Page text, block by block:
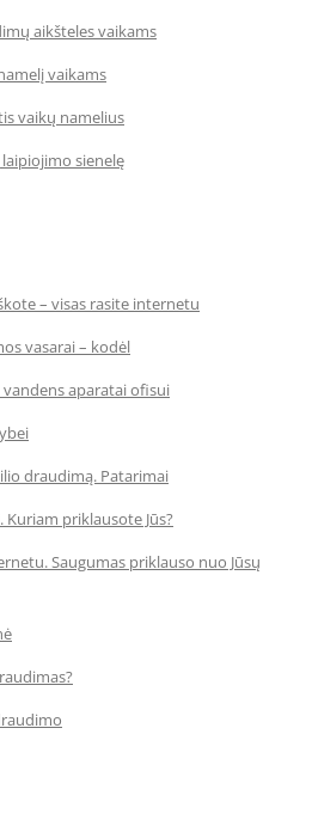
aikšteles vaikams
vaikams
vaikų namelius
sienelę
– visas rasite internetu
vasarai – kodėl
aparatai ofisui
draudimą. Patarimai
priklausote Jūs?
Saugumas priklauso nuo Jūsų